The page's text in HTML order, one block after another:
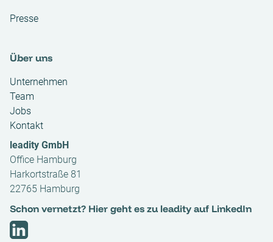
Presse
Über uns
Unternehmen
Team
Jobs
Kontakt
leadity GmbH
Office Hamburg
Harkortstraße 81
22765 Hamburg
Schon vernetzt? Hier geht es zu leadity auf LinkedIn